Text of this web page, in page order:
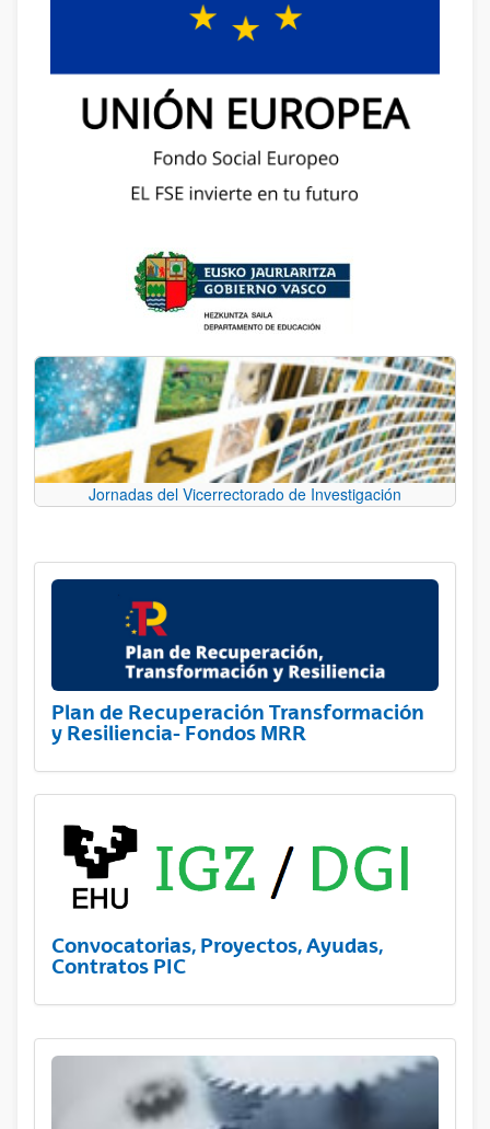
Jornadas del Vicerrectorado de Investigación
Plan de Recuperación Transformación
y Resiliencia- Fondos MRR
Convocatorias, Proyectos, Ayudas,
Contratos PIC